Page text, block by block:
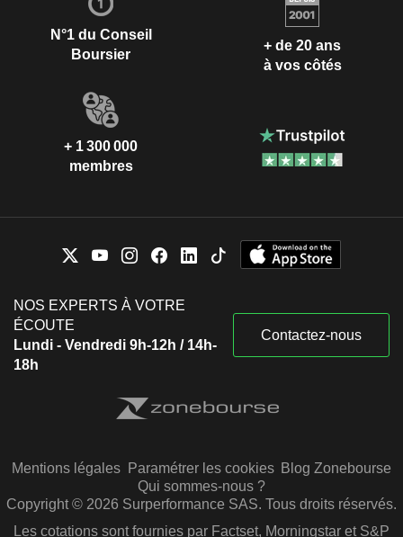
N°1 du Conseil
Boursier
+ de 20 ans
à vos côtés
+ 1 300 000
membres
NOS EXPERTS À VOTRE
ÉCOUTE
Lundi - Vendredi 9h-12h / 14h-
18h
Contactez-nous
Mentions légales Paramétrer les cookies Blog Zonebourse
Qui sommes-nous ?
Copyright © 2026 Surperformance SAS. Tous droits réservés.
Les cotations sont fournies par Factset, Morningstar et S&P